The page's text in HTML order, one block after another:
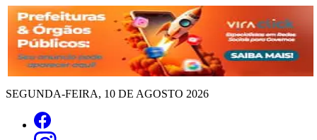
SEGUNDA-FEIRA, 10 DE AGOSTO 2026